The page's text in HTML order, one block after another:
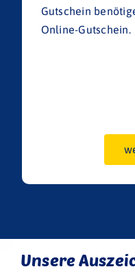
Gutschein
Online-Gutschein.
Unsere